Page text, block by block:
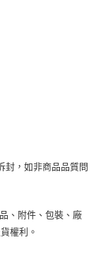
封，如非商品品質問
、附件、包裝、廠
權利。